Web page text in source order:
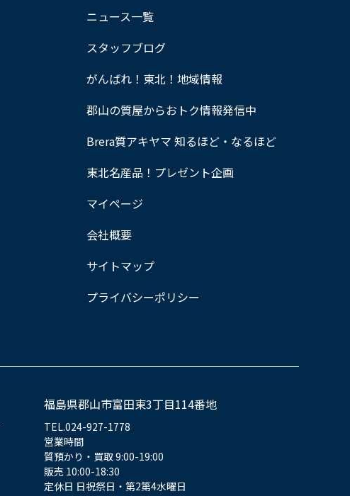
ニュース一覧
スタッフブログ
がんばれ！東北！地域情報
郡山の質屋からおトク情報発信中
Brera質アキヤマ 知るほど・なるほど
東北名産品！プレゼント企画
マイページ
会社概要
サイトマップ
プライバシーポリシー
福島県郡山市富田東3丁目114番地
TEL.024-927-1778
営業時間
質預かり・買取 9:00-19:00
販売 10:00-18:30
定休日 日祝祭日・第2第4水曜日